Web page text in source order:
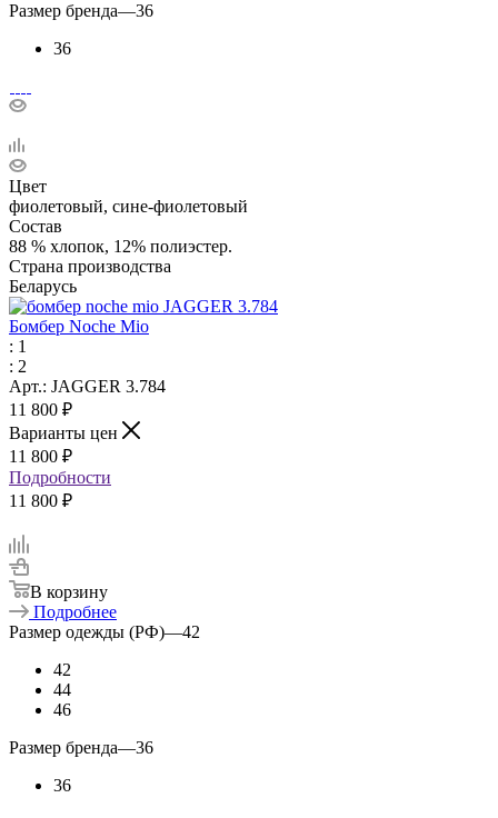
Размер бренда—36
36
Цвет
фиолетовый, сине-фиолетовый
Состав
88 % хлопок, 12% полиэстер.
Страна производства
Беларусь
Бомбер Noche Mio
: 1
: 2
Арт.: JAGGER 3.784
11 800 ₽
Варианты цен
11 800 ₽
Подробности
11 800 ₽
В корзину
Подробнее
Размер одежды (РФ)—42
42
44
46
Размер бренда—36
36